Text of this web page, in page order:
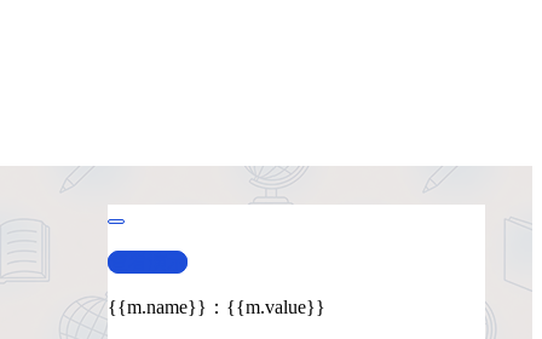
查看演示
{{m.name}} ： {{m.value}}